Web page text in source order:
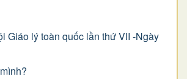
Giáo lý toàn quốc lần thứ VII -Ngày